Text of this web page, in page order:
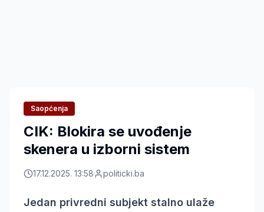
Saopćenja
CIK: Blokira se uvođenje
skenera u izborni sistem
17.12.2025. 13:58 politicki.ba
Jedan privredni subjekt stalno ulaže